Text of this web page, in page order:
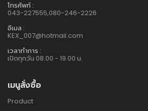
โทรศัพท์ :
043-227555,080-246-2226
อีเมล :
KEX_007@hotmail.com
เวลาทำการ :
เปิดทุกวัน 08.00 - 19.00 น.
เมนูสั่งซื้อ
Product